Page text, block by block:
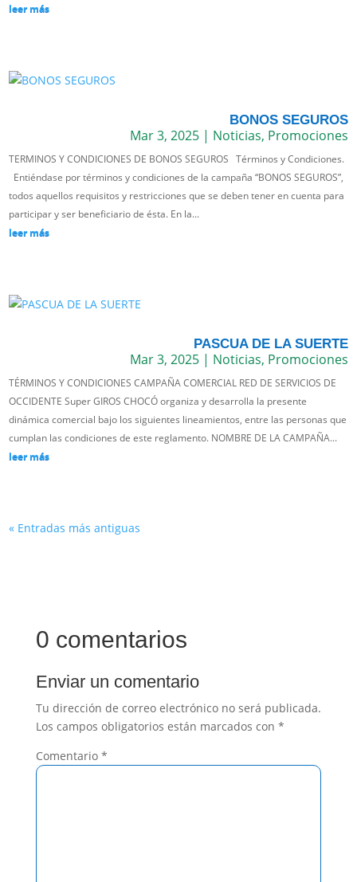
leer más
BONOS SEGUROS
Mar 3, 2025| Noticias, Promociones
TERMINOS Y CONDICIONES DE BONOS SEGUROS Términos y Condiciones.
Entiéndase por términos y condiciones de la campaña “BONOS SEGUROS”,
todos aquellos requisitos y restricciones que se deben tener en cuenta para
participar y ser beneficiario de ésta. En la...
leer más
PASCUA DE LA SUERTE
Mar 3, 2025| Noticias, Promociones
TÉRMINOS Y CONDICIONES CAMPAÑA COMERCIAL RED DE SERVICIOS DE
OCCIDENTE Super GIROS CHOCÓ organiza y desarrolla la presente
dinámica comercial bajo los siguientes lineamientos, entre las personas que
cumplan las condiciones de este reglamento. NOMBRE DE LA CAMPAÑA...
leer más
« Entradas más antiguas
0 comentarios
Enviar un comentario
Tu dirección de correo electrónico no será publicada.
Los campos obligatorios están marcados con *
Comentario *